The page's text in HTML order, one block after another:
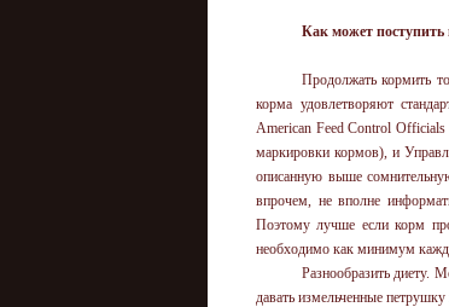
Как может поступить
Продолжать кормить
корма удовлетворяют
American Feed Control Officials
маркировки кормов), и
описанную выше
впрочем, не вполне
Поэтому лучше если корм
необходимо как минимум
Разнообразить
давать измельченные